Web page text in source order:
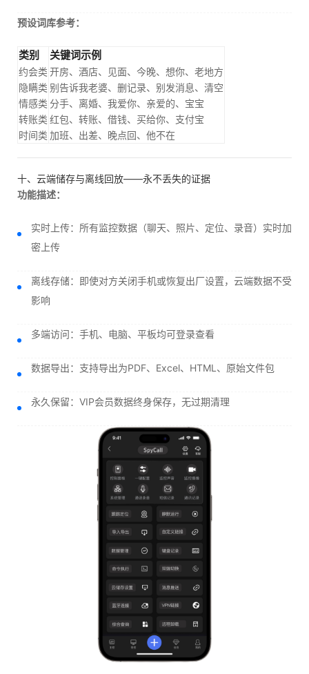
预设词库参考：
类别 关键词示例
约会类 开房、酒店、见面、今晚、想你、老地方
隐瞒类 别告诉我老婆、删记录、别发消息、清空
情感类 分手、离婚、我爱你、亲爱的、宝宝
转账类 红包、转账、借钱、买给你、支付宝
时间类 加班、出差、晚点回、他不在
十、云端储存与离线回放——永不丢失的证据
功能描述：
实时上传：所有监控数据（聊天、照片、定位、录音）实时加
密上传
离线存储：即使对方关闭手机或恢复出厂设置，云端数据不受
影响
多端访问：手机、电脑、平板均可登录查看
数据导出：支持导出为PDF、Excel、HTML、原始文件包
永久保留：VIP会员数据终身保存，无过期清理